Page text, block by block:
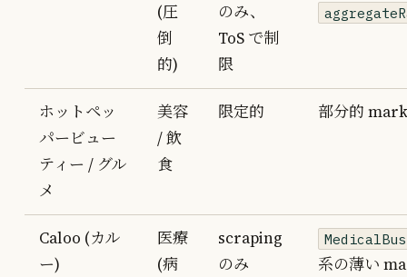
(圧
倒
的)
のみ、
ToS で制
限
ホットペッ
パービュー
ティー / グル
メ
美容
/ 飲
食
限定的 部分的
Caloo (カル
ー)
医療
(病
scraping
のみ
系の薄い